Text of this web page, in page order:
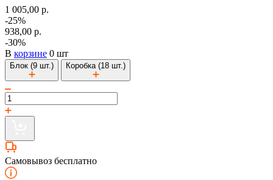
1 005,00 р.
-25%
938,00 р.
-30%
В корзине 0 шт
Блок (9 шт.) Коробка (18 шт.)
Самовывоз бесплатно